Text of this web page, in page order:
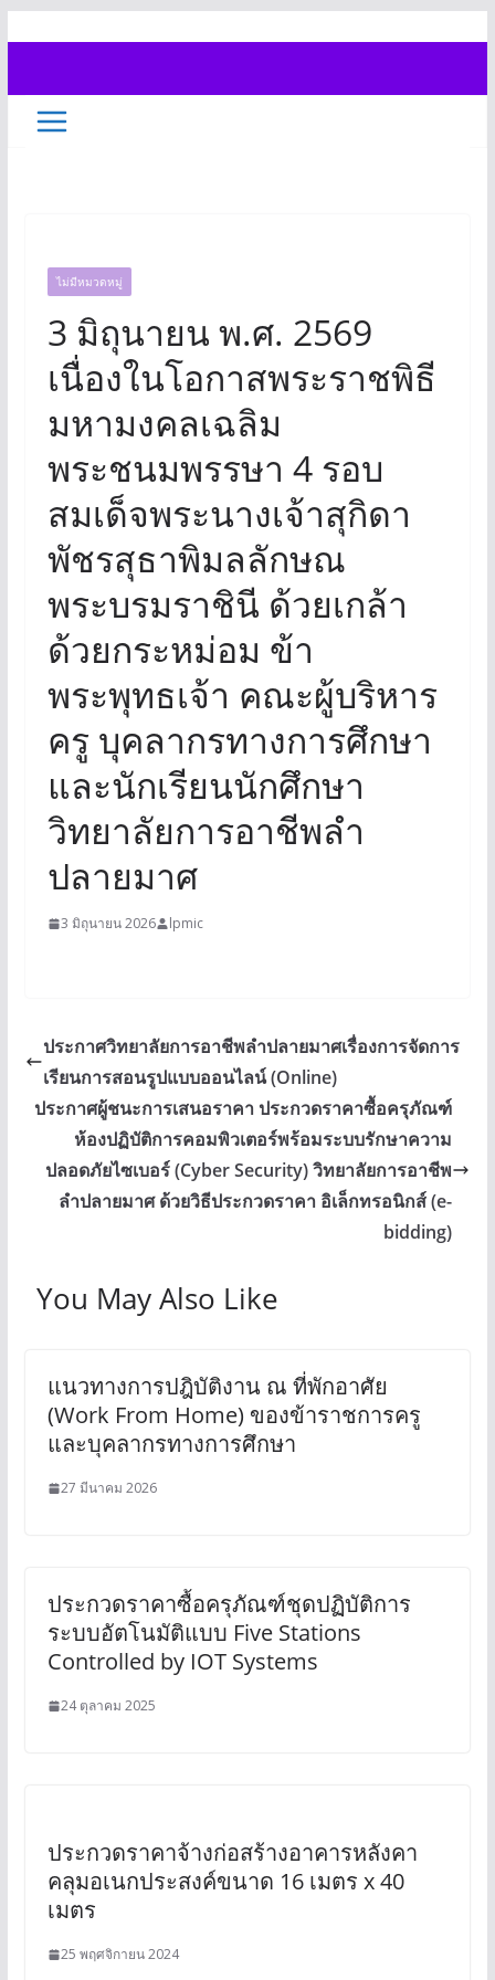
ไม่มีหมวดหมู่
3 มิถุนายน พ.ศ. 2569
เนื่องในโอกาสพระราชพิธี
มหามงคลเฉลิม
พระชนมพรรษา 4 รอบ
สมเด็จพระนางเจ้าสุกิดา
พัชรสุธาพิมลลักษณ
พระบรมราชินี ด้วยเกล้า
ด้วยกระหม่อม ข้า
พระพุทธเจ้า คณะผู้บริหาร
ครู บุคลากรทางการศึกษา
และนักเรียนนักศึกษา
วิทยาลัยการอาชีพลำ
ปลายมาศ
3 มิถุนายน 2026 lpmic
ประกาศวิทยาลัยการอาชีพลำปลายมาศเรื่องการจัดการ
เรียนการสอนรูปแบบออนไลน์ (Online)
ประกาศผู้ชนะการเสนอราคา ประกวดราคาซื้อครุภัณฑ์
ห้องปฏิบัติการคอมพิวเตอร์พร้อมระบบรักษาความ
ปลอดภัยไซเบอร์ (Cyber Security) วิทยาลัยการอาชีพ
ลำปลายมาศ ด้วยวิธีประกวดราคา อิเล็กทรอนิกส์ (e-
bidding)
You May Also Like
แนวทางการปฎิบัติงาน ณ ที่พักอาศัย
(Work From Home) ของข้าราชการครู
และบุคลากรทางการศึกษา
27 มีนาคม 2026
ประกวดราคาซื้อครุภัณฑ์ชุดปฏิบัติการ
ระบบอัตโนมัติแบบ Five Stations
Controlled by IOT Systems
24 ตุลาคม 2025
ประกวดราคาจ้างก่อสร้างอาคารหลังคา
คลุมอเนกประสงค์ขนาด 16 เมตร x 40
เมตร
25 พฤศจิกายน 2024